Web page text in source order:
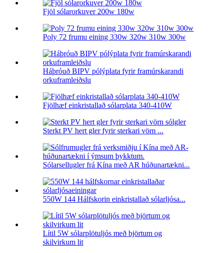
Fjöl sólarorkuver 200w 180w
Poly 72 frumu eining 330w 320w 310w 300w
Háþróuð BIPV pólýplata fyrir framúrskarandi
orkuframleiðslu
Fjölhæf einkristallað sólarplata 340-410W
Sterkt PV hert gler fyrir sterkari vörn ...
Sólarsellugler frá Kína með AR húðunartækni...
550W 144 Hálfskorin einkristallað sólarljósa...
Lítil 5W sólarplötuljós með björtum og
skilvirkum lit